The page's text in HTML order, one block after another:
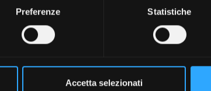
Preferenze Statistiche
Accetta selezionati